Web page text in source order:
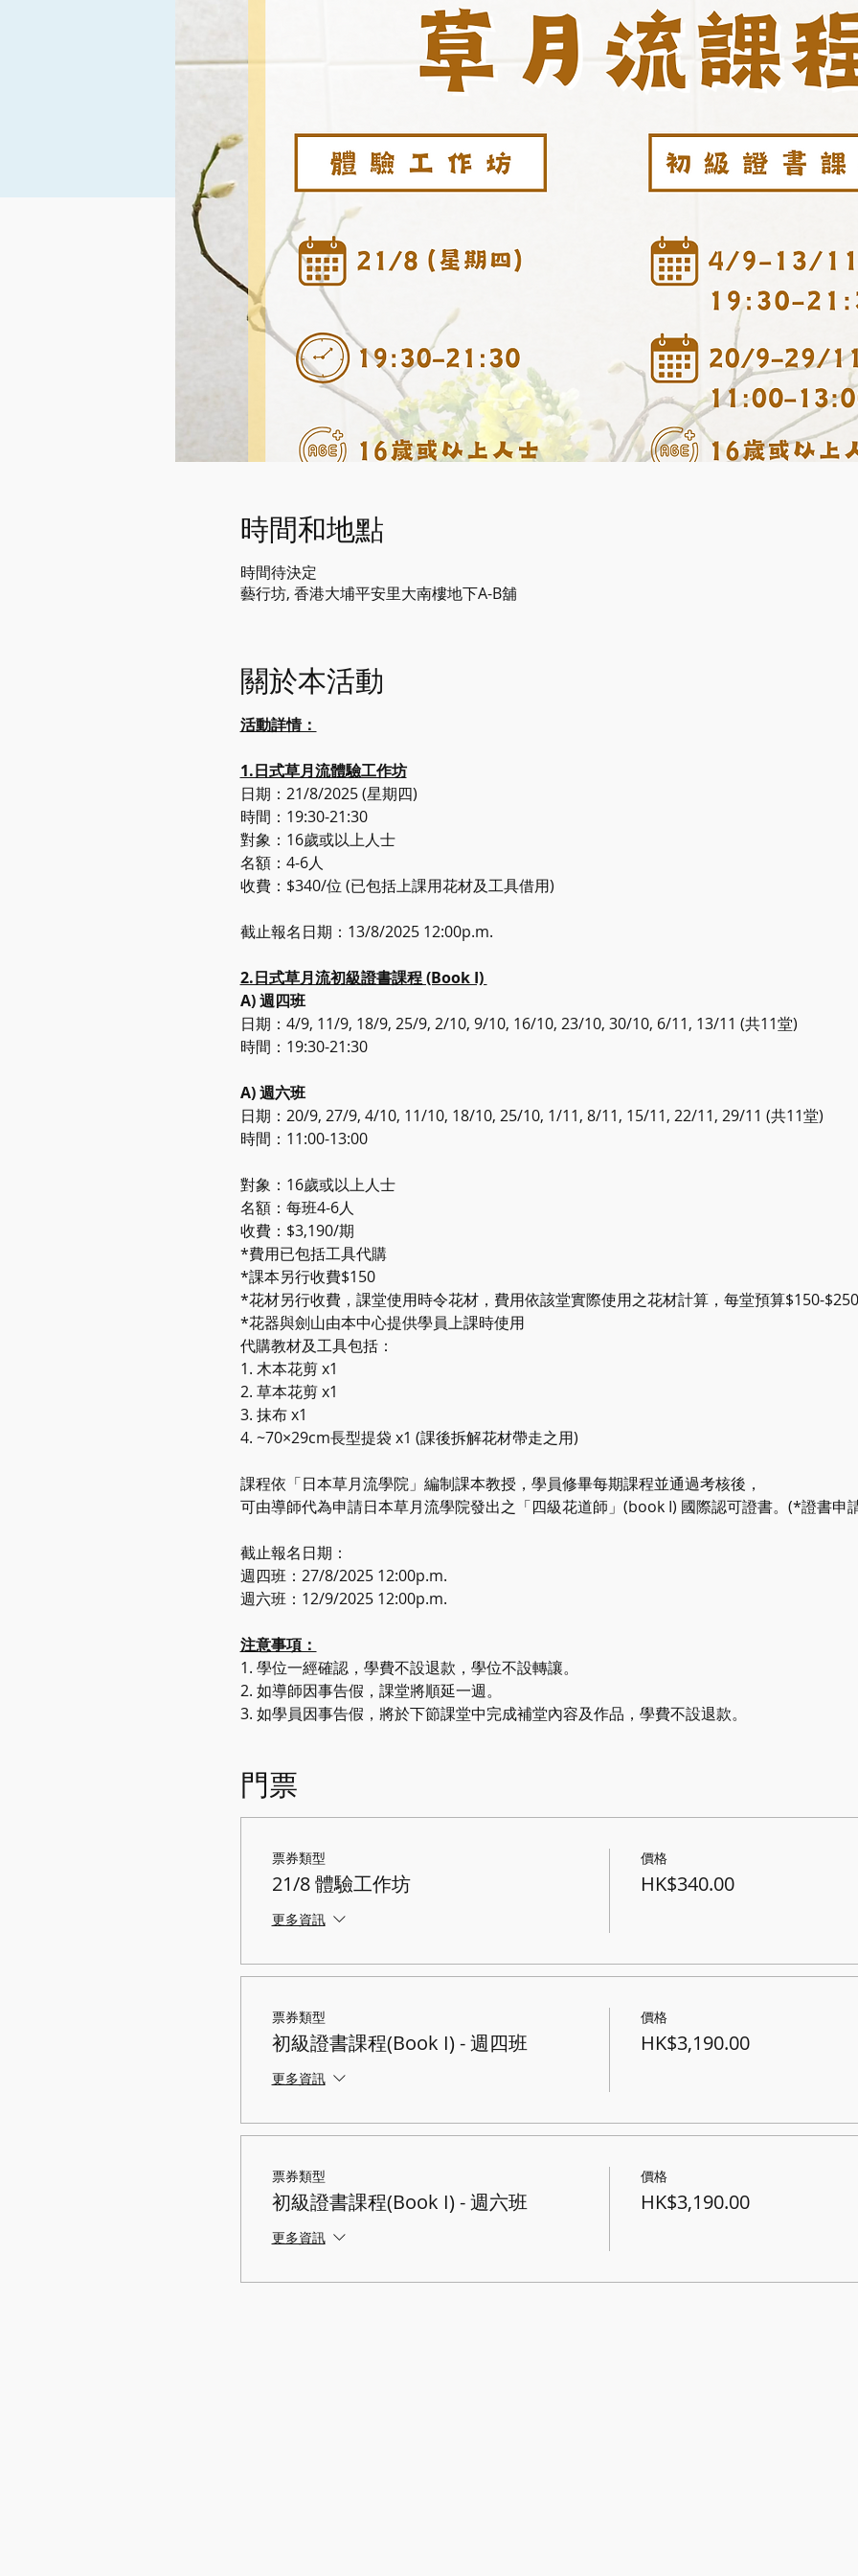
時間和地點
時間待決定
藝行坊, 香港大埔平安里大南樓地下A-B舖
關於本活動
活動詳情：
1.日式草月流體驗工作坊
日期：21/8/2025 (星期四)
時間：19:30-21:30
對象：16歲或以上人士
名額：4-6人
收費：$340/位 (已包括上課用花材及工具借用)
截止報名日期：13/8/2025 12:00p.m.
2.日式草月流初級證書課程 (Book I)
A) 週四班
日期：4/9, 11/9, 18/9, 25/9, 2/10, 9/10, 16/10, 23/10, 30/10, 6/11, 13/11 (共11堂)
時間：19:30-21:30
A) 週六班
日期：20/9, 27/9, 4/10, 11/10, 18/10, 25/10, 1/11, 8/11, 15/11, 22/11, 29/11 (共11堂)
時間：11:00-13:00
對象：16歲或以上人士
名額：每班4-6人
收費：$3,190/期
*費用已包括工具代購
*課本另行收費$150
*花材另行收費，課堂使用時令花材，費用依該堂實際使用之花材計算，每堂預算$150-$250
*花器與劍山由本中心提供學員上課時使用
代購教材及工具包括：
1. 木本花剪 x1
2. 草本花剪 x1
3. 抹布 x1
4. ~70×29cm長型提袋 x1 (課後拆解花材帶走之用)
課程依「日本草月流學院」編制課本教授，學員修畢每期課程並通過考核後，
可由導師代為申請日本草月流學院發出之「四級花道師」(book I) 國際認可證書。(*證書申
截止報名日期：
週四班：27/8/2025 12:00p.m.
週六班：12/9/2025 12:00p.m.
注意事項：
1. 學位一經確認，學費不設退款，學位不設轉讓。
2. 如導師因事告假，課堂將順延一週。
3. 如學員因事告假，將於下節課堂中完成補堂內容及作品，學費不設退款。
門票
票券類型
21/8 體驗工作坊
更多資訊
價格
HK$340.00
票券類型
初級證書課程(Book I) - 週四班
更多資訊
價格
HK$3,190.00
票券類型
初級證書課程(Book I) - 週六班
更多資訊
價格
HK$3,190.00